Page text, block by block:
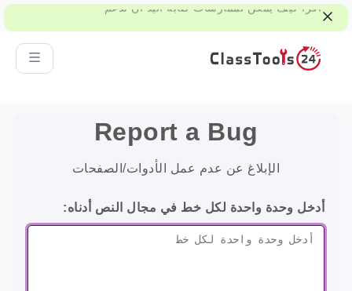
اقرأ كيف يمكن لممارسات كتابة اليد أن تدعم
الاهتمام والذاكرة والتعلم.
Report a Bug
الإبلاغ عن عدم عمل الأدوات/الصفحات
أدخل وحدة واحدة لكل خط في مجال النص أدناه: